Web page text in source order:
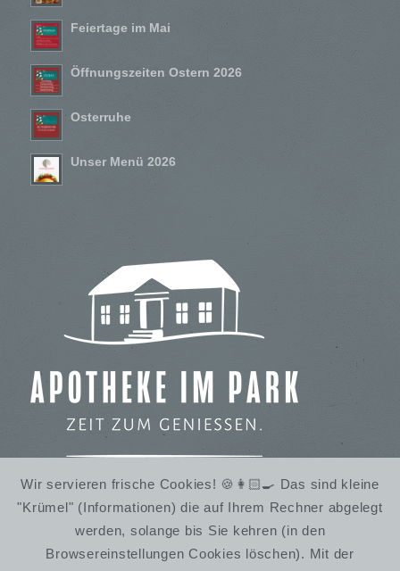
Feiertage im Mai
Öffnungszeiten Ostern 2026
Osterruhe
Unser Menü 2026
IMBISS IM STADTPARK
WINTERRUHE
Wir servieren frische Cookies! 🍪👩🏻‍🍳 Das sind kleine
"Krümel" (Informationen) die auf Ihrem Rechner abgelegt
werden, solange bis Sie kehren (in den
Browsereinstellungen Cookies löschen). Mit der